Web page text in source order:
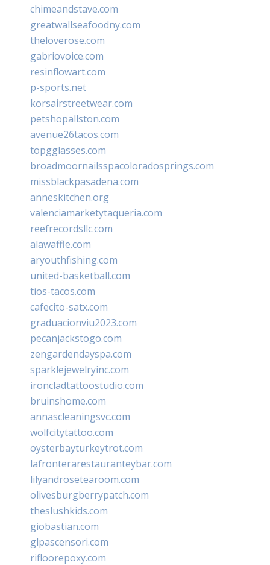
chimeandstave.com
greatwallseafoodny.com
theloverose.com
gabriovoice.com
resinflowart.com
p-sports.net
korsairstreetwear.com
petshopallston.com
avenue26tacos.com
topgglasses.com
broadmoornailsspacoloradosprings.com
missblackpasadena.com
anneskitchen.org
valenciamarketytaqueria.com
reefrecordsllc.com
alawaffle.com
aryouthfishing.com
united-basketball.com
tios-tacos.com
cafecito-satx.com
graduacionviu2023.com
pecanjackstogo.com
zengardendayspa.com
sparklejewelryinc.com
ironcladtattoostudio.com
bruinshome.com
annascleaningsvc.com
wolfcitytattoo.com
oysterbayturkeytrot.com
lafronterarestauranteybar.com
lilyandrosetearoom.com
olivesburgberrypatch.com
theslushkids.com
giobastian.com
glpascensori.com
rifloorepoxy.com